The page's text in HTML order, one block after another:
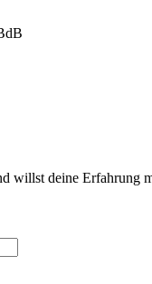
willst deine Erfahrung